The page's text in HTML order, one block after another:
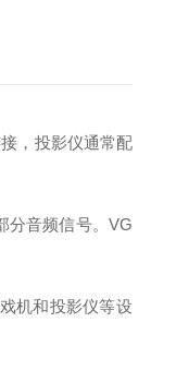
，投影仪通常配
分音频信号。VG
机和投影仪等设